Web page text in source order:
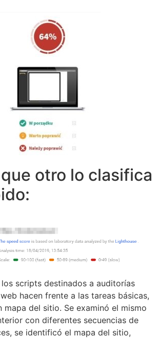
otro lo clasifica
scripts destinados a auditorías
hacen frente a las tareas básicas,
mapa del sitio. Se examinó el mismo
con diferentes secuencias de
se identificó el mapa del sitio,